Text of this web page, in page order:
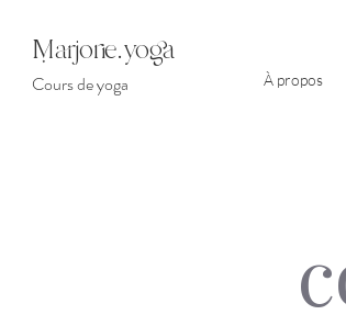
arjorie.yoga
Cours de yoga À propos